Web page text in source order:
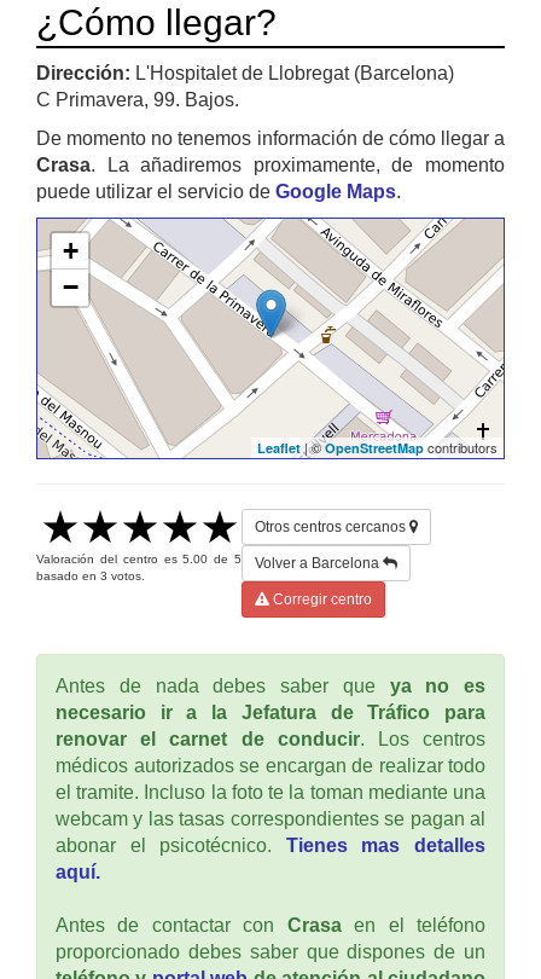
¿Cómo llegar?
Dirección: L'Hospitalet de Llobregat (Barcelona)
C Primavera, 99. Bajos.
De momento no tenemos información de cómo llegar a
Crasa. La añadiremos proximamente, de momento
puede utilizar el servicio de Google Maps.
+
−
Leaflet | ©OpenStreetMap contributors
Valoración del centro es5.00 de5
basado en 3 votos.
Otros centros cercanos
Volver a Barcelona
Corregir centro
Antes de nada debes saber que ya no es
necesario ir a la Jefatura de Tráfico para
renovar el carnet de conducir. Los centros
médicos autorizados se encargan de realizar todo
el tramite. Incluso la foto te la toman mediante una
webcam y las tasas correspondientes se pagan al
abonar el psicotécnico. Tienes mas detalles
aquí.
Antes de contactar con Crasaen el teléfono
proporcionado debes saber que dispones de un